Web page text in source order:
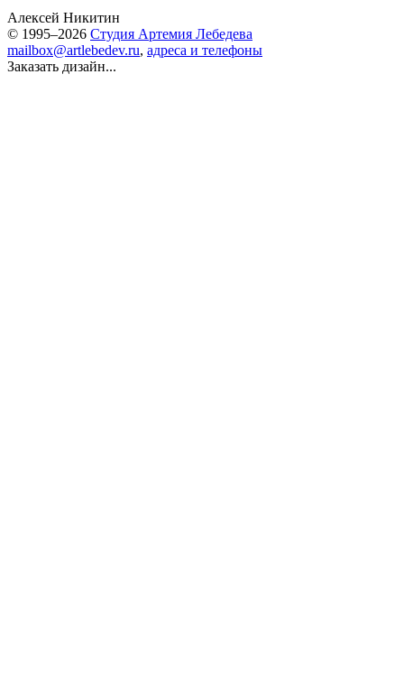
Алексей Никитин
© 1995–2026 Студия Артемия Лебедева
mailbox@artlebedev.ru, адреса и телефоны
Заказать дизайн...